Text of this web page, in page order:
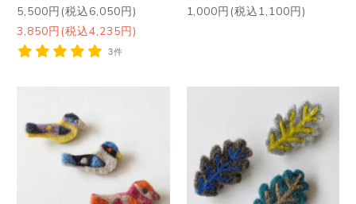
5,500円(税込6,050円)
3,850円(税込4,235円)
3件
1,000円(税込1,100円)